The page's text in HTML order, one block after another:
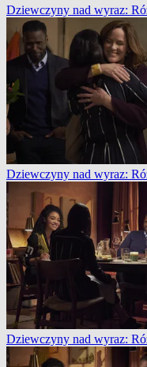
Dziewczyny nad wyraz:
Dziewczyny nad wyraz:
Dziewczyny nad wyraz: